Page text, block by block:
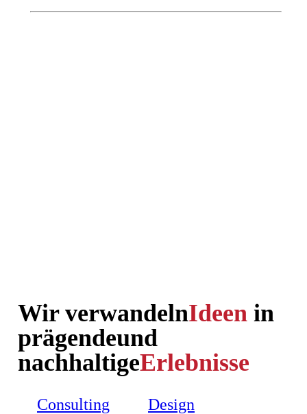
Wir verwandelnIdeen in
prägendeund
nachhaltigeErlebnisse
Consulting Design